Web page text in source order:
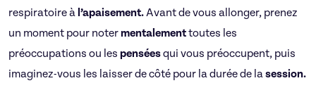
respiratoire à l’apaisement.Avant de vous allonger, prenez
un moment pour notermentalementtoutes les
préoccupations ou les penséesqui vous préoccupent, puis
imaginez-vous les laisser de côté pour la durée de lasession.